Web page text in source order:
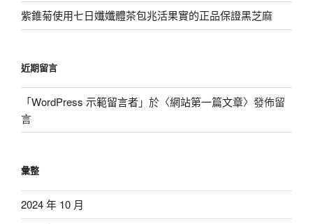
紫錐菊使用七日孅孅體茶包兆活果實的正品保證黑芝麻
近期留言
「WordPress 示範留言者」於〈網站第一篇文章〉發佈留
言
彙整
2024 年 10 月